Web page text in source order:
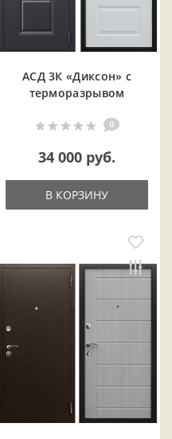
АСД 3К «Диксон» с
терморазрывом
0
34 000 руб.
В КОРЗИНУ